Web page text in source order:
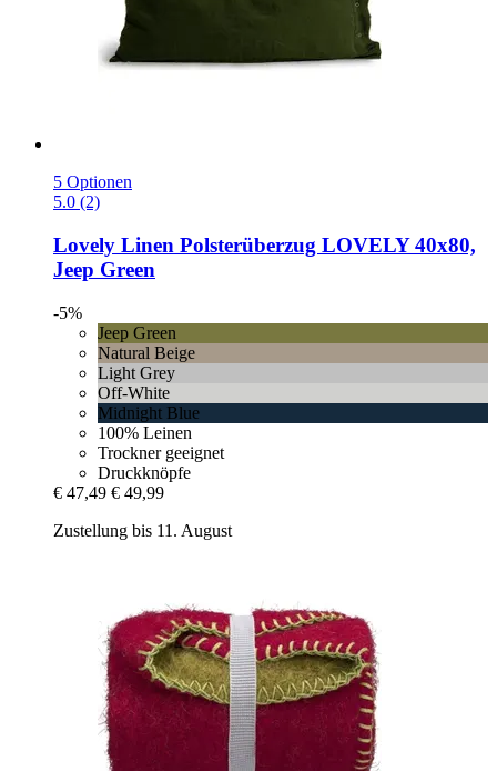
5 Optionen
5.0 (2)
Lovely Linen Polsterüberzug LOVELY 40x80,
Jeep Green
-5%
Jeep Green
Natural Beige
Light Grey
Off-White
Midnight Blue
100% Leinen
Trockner geeignet
Druckknöpfe
€ 47,49 € 49,99
Zustellung bis 11. August